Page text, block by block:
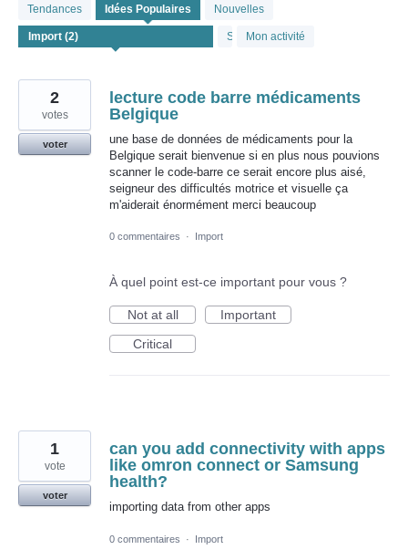
Tendances Idées Populaires Nouvelles
StatutMon activité
résultats
trouvés
lecture code barre médicaments
Belgique
une base de données de médicaments pour la
Belgique serait bienvenue si en plus nous pouvions
scanner le code-barre ce serait encore plus aisé,
seigneur des difficultés motrice et visuelle ça
m'aiderait énormément merci beaucoup
2
votes
voter
0 commentaires · Import
À quel point est-ce important pour vous ?
Not at all
Important
Critical
can you add connectivity with apps
like omron connect or Samsung
health?
importing data from other apps
1
vote
voter
0 commentaires · Import